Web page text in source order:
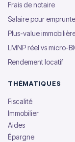
Frais de notaire
Salaire pour
Plus-value
LMNP réel vs micro-
Rendement locatif
THÉMATIQUES
Fiscalité
Immobilier
Aides
Épargne